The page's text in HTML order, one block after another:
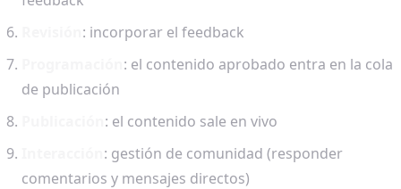
: incorporar el feedback
: el contenido aprobado entra en la cola
de publicación
: el contenido sale en vivo
: gestión de comunidad (responder
comentarios y mensajes directos)